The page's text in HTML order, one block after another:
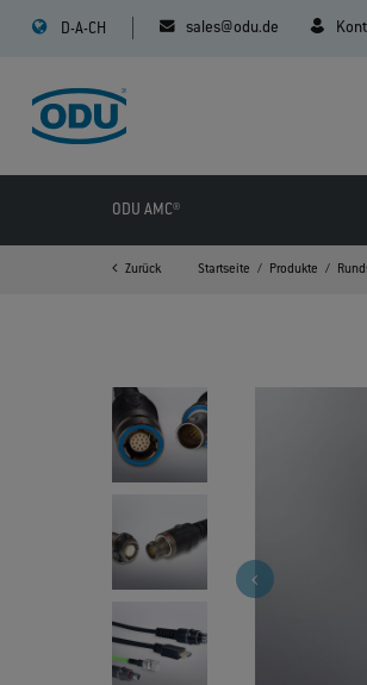
D-A-CH sales@odu.de
ODU AMC®
Zurück Startseite Produkte